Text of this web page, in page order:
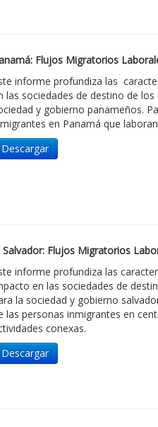
Flujos Migratorios
informe profundiza las
las sociedades de destino de
y gobierno panameños.
en Panamá que
Descargar
Salvador: Flujos Migratorios
informe profundiza las
en las sociedades de
la sociedad y gobierno
las personas inmigrantes en
conexas.
Descargar